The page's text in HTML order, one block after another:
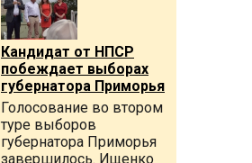
Кандидат от НПСР
побеждает выборах
губернатора Приморья
Голосование во втором
туре выборов
губернатора Приморья
завершилось. Ищенко